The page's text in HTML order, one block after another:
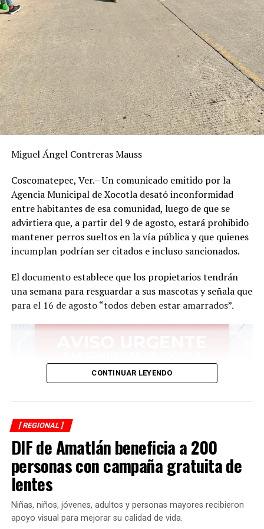
RELATED TOPICS: FEATURED
DESPUÉS
Obligación de ciudadanos respaldar legado de fundación
de Fortín: presidente
Miguel Ángel Contreras Mauss
Coscomatepec, Ver.– Un comunicado emitido por la
Agencia Municipal de Xocotla desató inconformidad
entre habitantes de esa comunidad, luego de que se
advirtiera que, a partir del 9 de agosto, estará prohibido
mantener perros sueltos en la vía pública y que quienes
incumplan podrían ser citados e incluso sancionados.
El documento establece que los propietarios tendrán
una semana para resguardar a sus mascotas y señala que
para el 16 de agosto “todos deben estar amarrados”.
CONTINUAR LEYENDO
[ REGIONAL ]
DIF de Amatlán beneficia a 200
personas con campaña gratuita de
lentes
Niñas, niños, jóvenes, adultos y personas mayores recibieron
apoyo visual para mejorar su calidad de vida.